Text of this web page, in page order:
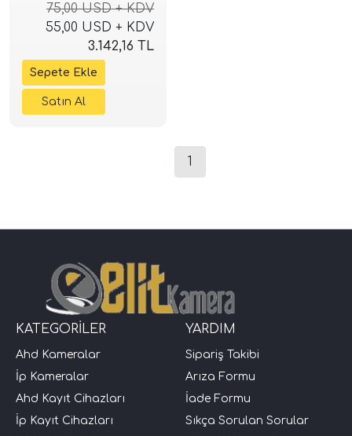
75,00 USD + KDV
55,00 USD + KDV
3.142,16 TL
1
KATEGORİLER
Ahd Kameralar
İp Kameralar
Ahd Kayıt Cihazları
İp Kayıt Cihazları
YARDIM
Sipariş Takibi
Arıza Formu
İade Formu
Sıkça Sorulan Sorular